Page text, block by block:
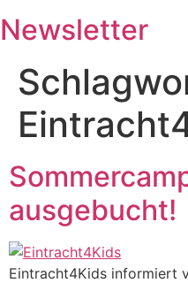
Newsletter
ausgebucht!
Eintracht4Kids informiert